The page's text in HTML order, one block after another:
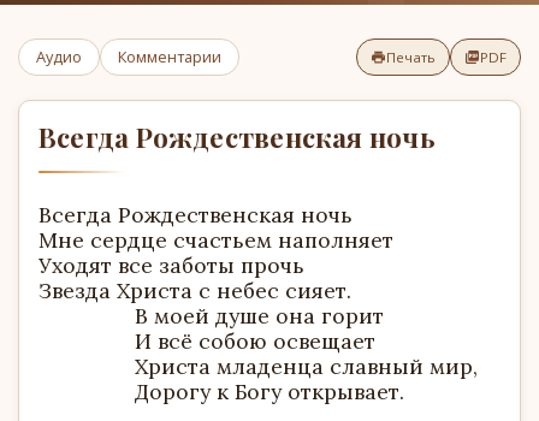
Аудио Комментарии Печать PDF
Всегда Рождественская ночь
Всегда Рождественская ночь
Мне сердце счастьем наполняет
Уходят все заботы прочь
Звезда Христа с небес сияет.
В моей душе она горит
И всё собою освещает
Христа младенца славный мир,
Дорогу к Богу открывает.